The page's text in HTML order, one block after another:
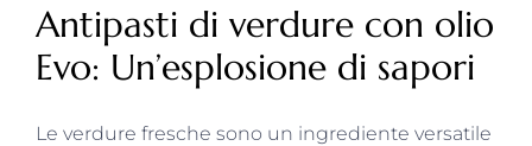
Antipasti di verdure con olio
Evo: Un’esplosione di sapori
Le verdure fresche sono un ingrediente versatile